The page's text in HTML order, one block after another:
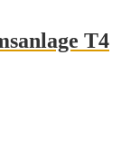
T4